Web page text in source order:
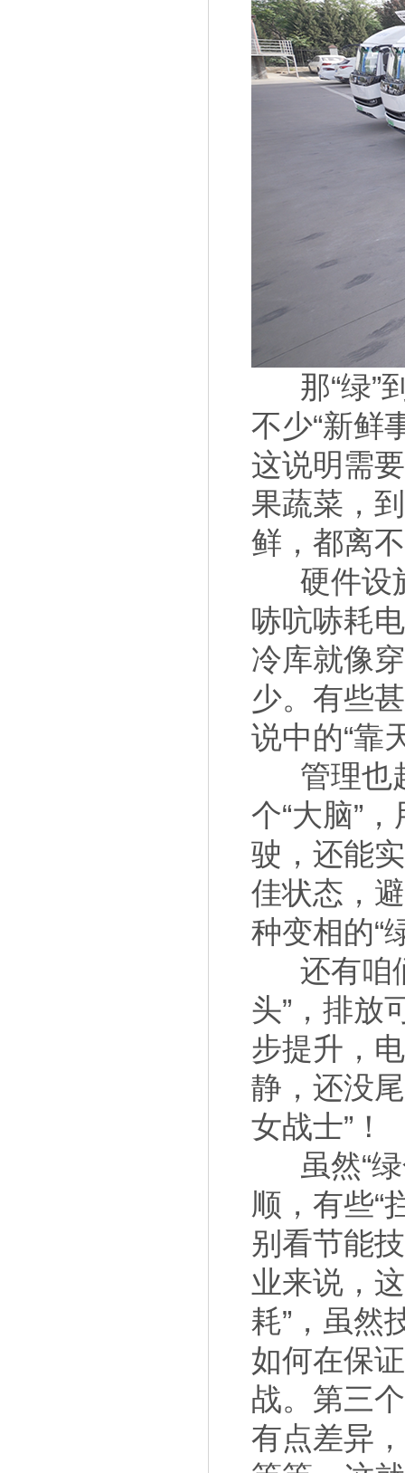
那“绿”
不少“新鲜
这说明需
果蔬菜，
鲜，都离
硬件设
哧吭哧耗
冷库就像
少。有些
说中的“靠
管理也
个“大脑”
驶，还能
佳状态，
种变相的“
还有咱
头”，排放
步提升，
静，还没
女战士”！
虽然“
顺，有些“
别看节能
业来说，
耗”，虽然
如何在保
战。 第三
有点差异